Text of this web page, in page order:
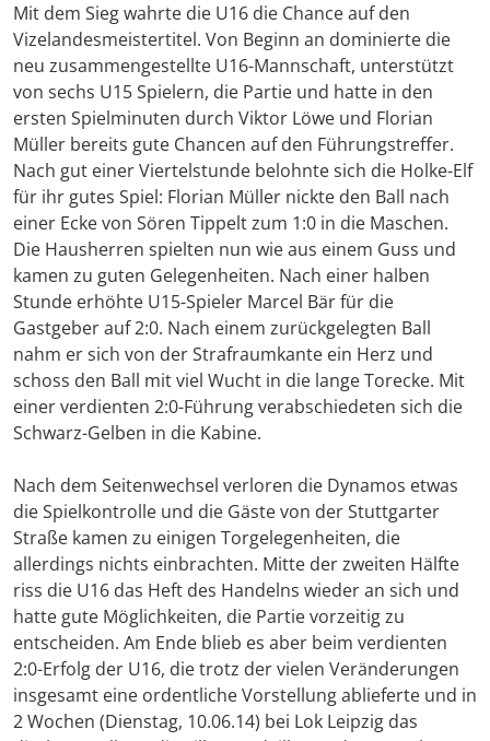
Mit dem Sieg wahrte die U16 die Chance auf den
Vizelandesmeistertitel. Von Beginn an dominierte die
neu zusammengestellte U16-Mannschaft, unterstützt
von sechs U15 Spielern, die Partie und hatte in den
ersten Spielminuten durch Viktor Löwe und Florian
Müller bereits gute Chancen auf den Führungstreffer.
Nach gut einer Viertelstunde belohnte sich die Holke-Elf
für ihr gutes Spiel: Florian Müller nickte den Ball nach
einer Ecke von Sören Tippelt zum 1:0 in die Maschen.
Die Hausherren spielten nun wie aus einem Guss und
kamen zu guten Gelegenheiten. Nach einer halben
Stunde erhöhte U15-Spieler Marcel Bär für die
Gastgeber auf 2:0. Nach einem zurückgelegten Ball
nahm er sich von der Strafraumkante ein Herz und
schoss den Ball mit viel Wucht in die lange Torecke. Mit
einer verdienten 2:0-Führung verabschiedeten sich die
Schwarz-Gelben in die Kabine.
Nach dem Seitenwechsel verloren die Dynamos etwas
die Spielkontrolle und die Gäste von der Stuttgarter
Straße kamen zu einigen Torgelegenheiten, die
allerdings nichts einbrachten. Mitte der zweiten Hälfte
riss die U16 das Heft des Handelns wieder an sich und
hatte gute Möglichkeiten, die Partie vorzeitig zu
entscheiden. Am Ende blieb es aber beim verdienten
2:0-Erfolg der U16, die trotz der vielen Veränderungen
insgesamt eine ordentliche Vorstellung ablieferte und in
2 Wochen (Dienstag, 10.06.14) bei Lok Leipzig das